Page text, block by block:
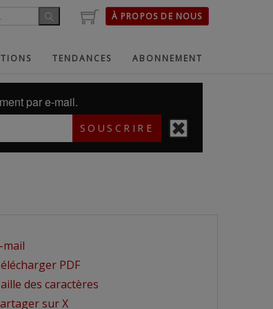
À PROPOS DE NOUS
TENDANCES ABONNEMENT
par e-mail.
SOUSCRIRE
mail
PDF
des caractères
sur X